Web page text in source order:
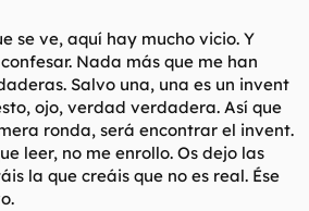
se ve, aquí hay mucho vicio. Y
Nada más que me han
Salvo una, una es un invent
ojo, verdad verdadera. Así que
ronda, será encontrar el invent.
leer, no me enrollo. Os dejo las
la que creáis que no es real. Ése